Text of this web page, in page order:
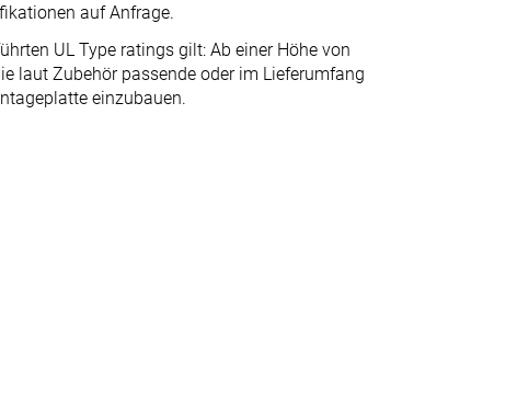
auf Anfrage.
UL Type ratings gilt: Ab einer Höhe von
laut Zubehör passende oder im Lieferumfang
einzubauen.